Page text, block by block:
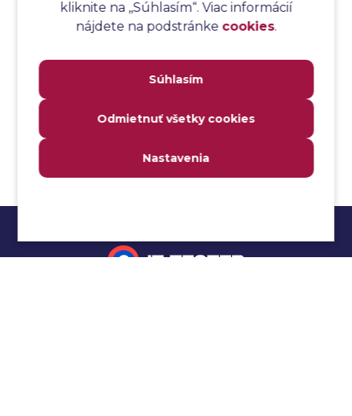
Analýza toku údajov
Analýza webových stránok a inventár meraní
Analyzovateľnosť
Anti-malvér
kliknite na ,,Súhlasím“. Viac informácií
nájdete na podstránke cookies.
Súhlasím
Odmietnuť všetky cookies
Nastavenia